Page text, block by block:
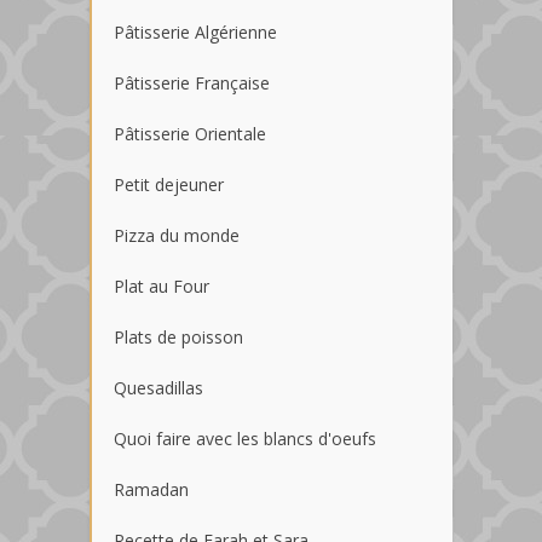
Pâtisserie Algérienne
Pâtisserie Française
Pâtisserie Orientale
Petit dejeuner
Pizza du monde
Plat au Four
Plats de poisson
Quesadillas
Quoi faire avec les blancs d'oeufs
Ramadan